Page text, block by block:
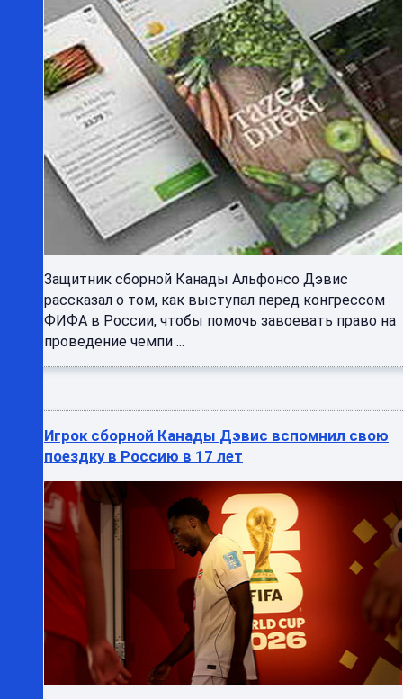
Защитник сборной Канады Альфонсо Дэвис
рассказал о том, как выступал перед конгрессом
ФИФА в России, чтобы помочь завоевать право на
проведение чемпи ...
Игрок сборной Канады Дэвис вспомнил свою
поездку в Россию в 17 лет